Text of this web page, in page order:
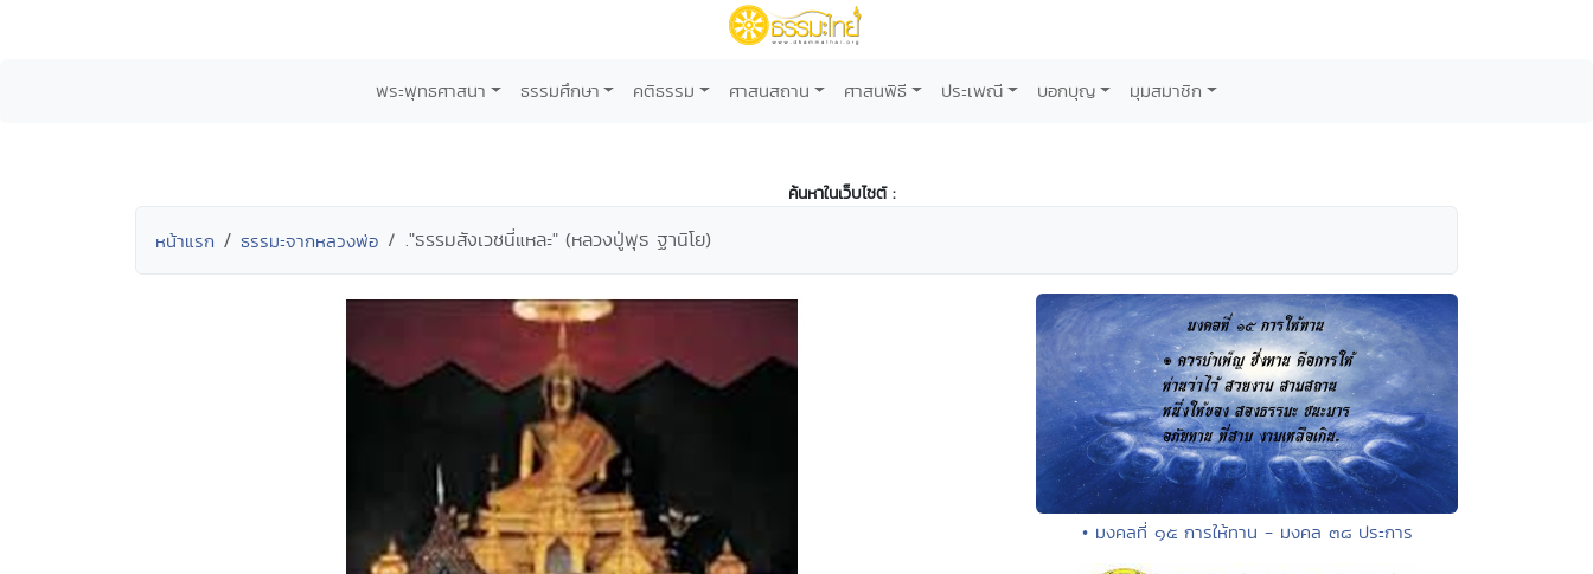
พระพุทธศาสนา ธรรมศึกษา คติธรรม ศาสนสถาน ศาสนพิธี ประเพณี บอกบุญ มุมสมาชิก
ค้นหาในเว็บไซต์ :
หน้าแรก ธรรมะจากหลวงพ่อ ."ธรรมสังเวชนี่แหละ" (หลวงปู่พุธ ฐานิโย)
• มงคลที่ ๑๕ การให้ทาน - มงคล ๓๘ ประการ